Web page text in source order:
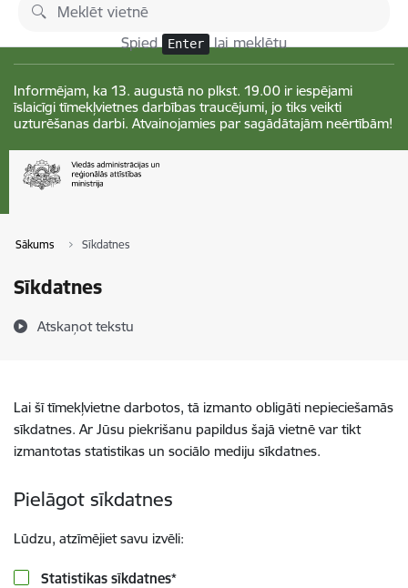
Pāriet uz lapas saturu
Spied Enter lai meklētu
Informējam, ka 13. augustā no plkst. 19.00 ir iespējami
īslaicīgi tīmekļvietnes darbības traucējumi, jo tiks veikti
uzturēšanas darbi. Atvainojamies par sagādātajām neērtībām!
Sākums Sīkdatnes
Sīkdatnes
Atskaņot tekstu
Lai šī tīmekļvietne darbotos, tā izmanto obligāti nepieciešamās
sīkdatnes. Ar Jūsu piekrišanu papildus šajā vietnē var tikt
izmantotas statistikas un sociālo mediju sīkdatnes.
Pielāgot sīkdatnes
Lūdzu, atzīmējiet savu izvēli:
Statistikas sīkdatnes*